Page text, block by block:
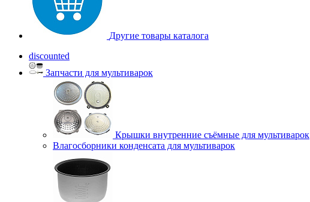
Другие товары каталога
discounted
Запчасти для мультиварок
Крышки внутренние съёмные для мультиварок
Влагосборники конденсата для мультиварок